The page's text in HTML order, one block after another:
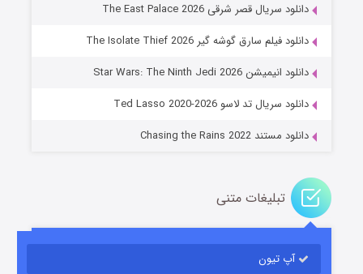
جادوگری در مغولستان
قسمت ۱۴ (زیرنویس) منتشر شد
دانلود سریال قصر شرقی The East Palace 2026
دانلود فیلم سارق گوشه گیر The Isolate Thief 2026
دانلود انیمیشن Star Wars: The Ninth Jedi 2026
دانلود سریال تد لاسو Ted Lasso 2020-2026
دانلود مستند Chasing the Rains 2022
تبلیغات متنی
آپ تیون